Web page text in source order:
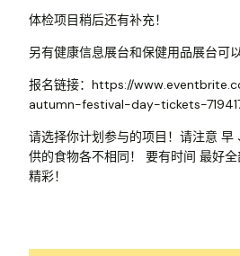
体检项目稍后还有补充！
另有健康信息展台和保健用品展台可
报名链接：https://
autumn-festival-day-tickets-
请选择你计划参与的项目！请注意 早
供的食物各不相同！ 要有时间 最好
精彩！